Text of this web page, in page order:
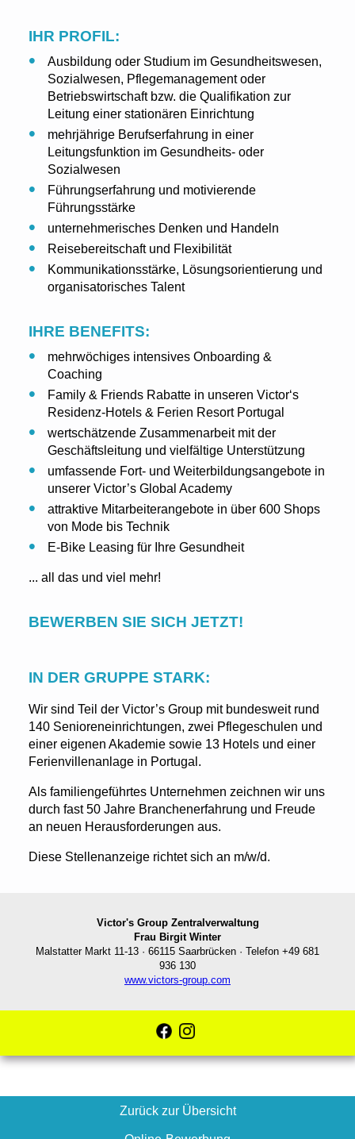
IHR PROFIL:
Ausbildung oder Studium im Gesundheitswesen,
Sozialwesen, Pflegemanagement oder
Betriebswirtschaft bzw. die Qualifikation zur
Leitung einer stationären Einrichtung
mehrjährige Berufserfahrung in einer
Leitungsfunktion im Gesundheits- oder
Sozialwesen
Führungserfahrung und motivierende
Führungsstärke
unternehmerisches Denken und Handeln
Reisebereitschaft und Flexibilität
Kommunikationsstärke, Lösungsorientierung und
organisatorisches Talent
IHRE BENEFITS:
mehrwöchiges intensives Onboarding &
Coaching
Family & Friends Rabatte in unseren Victor‘s
Residenz-Hotels & Ferien Resort Portugal
wertschätzende Zusammenarbeit mit der
Geschäftsleitung und vielfältige Unterstützung
umfassende Fort- und Weiterbildungsangebote in
unserer Victor’s Global Academy
attraktive Mitarbeiterangebote in über 600 Shops
von Mode bis Technik
E-Bike Leasing für Ihre Gesundheit
... all das und viel mehr!
BEWERBEN SIE SICH JETZT!
IN DER GRUPPE STARK:
Wir sind Teil der Victor’s Group mit bundesweit rund
140 Senioreneinrichtungen, zwei Pflegeschulen und
einer eigenen Akademie sowie 13 Hotels und einer
Ferienvillenanlage in Portugal.
Als familiengeführtes Unternehmen zeichnen wir uns
durch fast 50 Jahre Branchenerfahrung und Freude
an neuen Herausforderungen aus.
Diese Stellenanzeige richtet sich an m/w/d.
Victor's Group Zentralverwaltung
Frau Birgit Winter
Malstatter Markt 11-13 · 66115 Saarbrücken · Telefon +49 681
936 130
www.victors-group.com
Zurück zur Übersicht